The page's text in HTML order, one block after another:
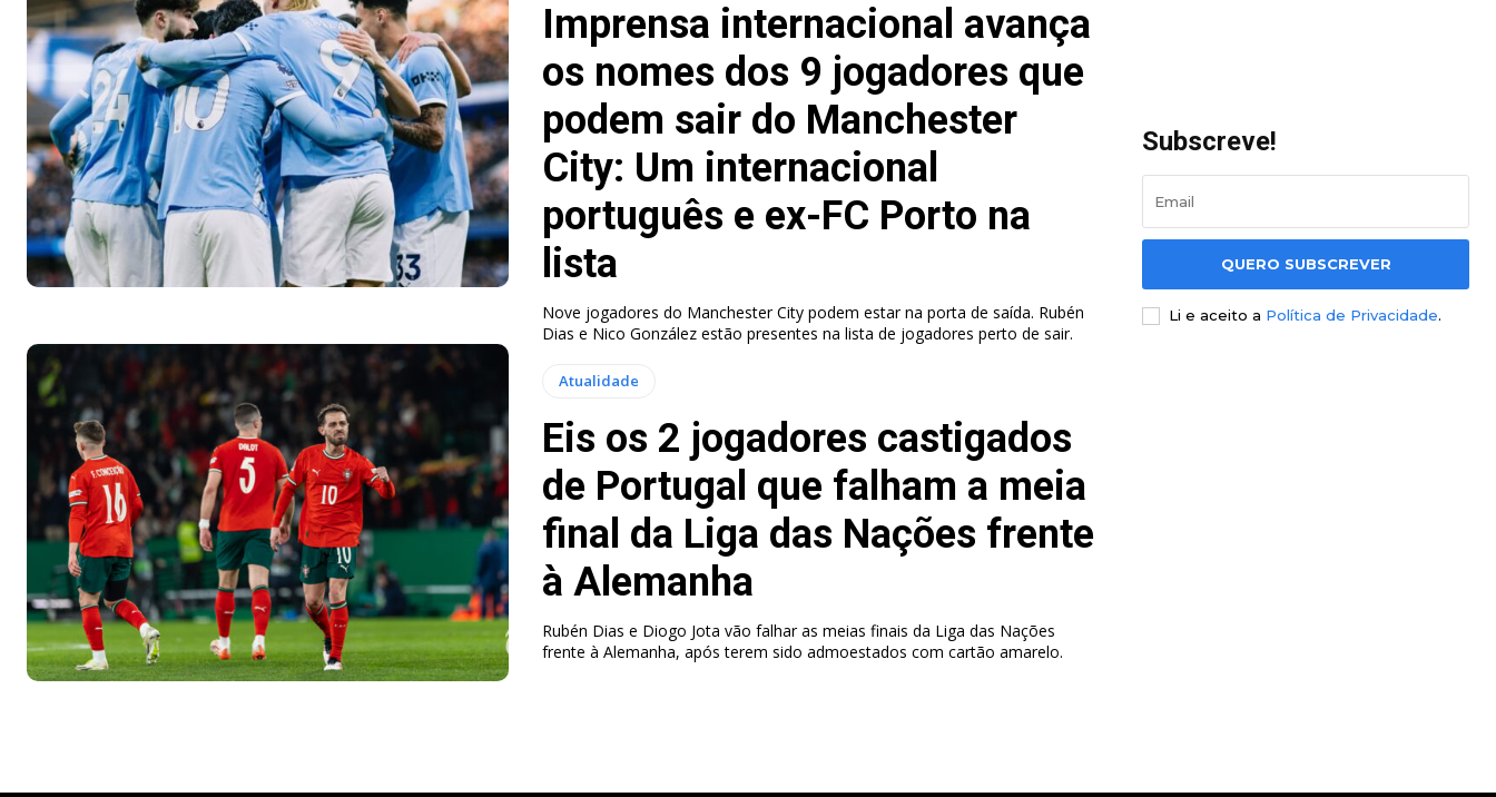
Imprensa internacional avança
os nomes dos 9 jogadores que
podem sair do Manchester
City: Um internacional
português e ex-FC Porto na
lista
Nove jogadores do Manchester City podem estar na porta de saída. Rubén
Dias e Nico González estão presentes na lista de jogadores perto de sair.
Atualidade
Eis os 2 jogadores castigados
de Portugal que falham a meia
final da Liga das Nações frente
à Alemanha
Rubén Dias e Diogo Jota vão falhar as meias finais da Liga das Nações
frente à Alemanha, após terem sido admoestados com cartão amarelo.
Subscreve!
QUERO SUBSCREVER
Li e aceito a Política de Privacidade.